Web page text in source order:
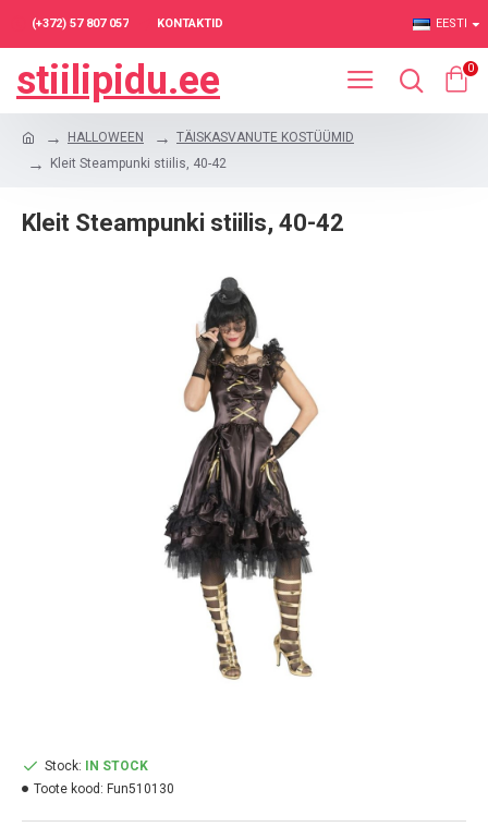
(+372) 57 807 057 KONTAKTID EESTI
stiilipidu.ee 0
HALLOWEEN
TÄISKASVANUTE KOSTÜÜMID
Kleit Steampunki stiilis, 40-42
Kleit Steampunki stiilis, 40-42
Stock:
IN STOCK
Toote kood: Fun510130